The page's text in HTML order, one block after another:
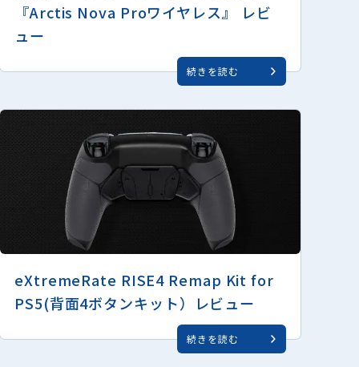
『Arctis Nova Proワイヤレス』 レビ
ュー
続きを読む
eXtremeRate RISE4 Remap Kit for
PS5(背面4ボタンキット）レビュー
続きを読む